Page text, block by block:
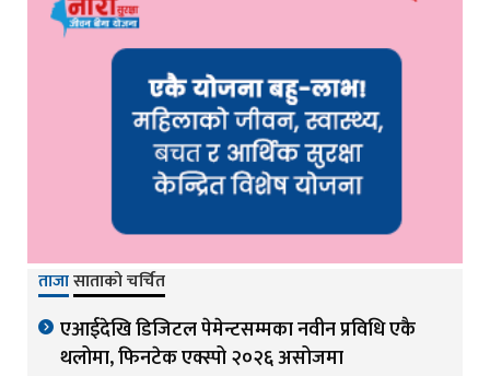
ताजासाताको चर्चित
एआईदेखि डिजिटल पेमेन्टसम्मका नवीन प्रविधि एकै
थलोमा, फिनटेक एक्स्पो २०२६ असोजमा